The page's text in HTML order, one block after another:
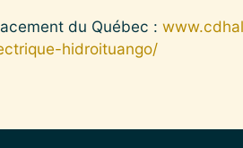
du Québec :
hidroituango/